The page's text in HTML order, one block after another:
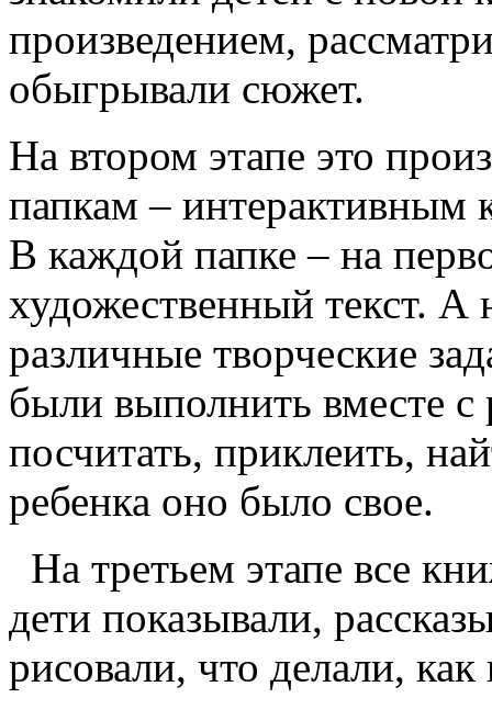
произведением,
обыгрывали сюжет.
На втором этапе это
папкам – интерактивным
В каждой папке – на
художественный текст.
различные творческие
были выполнить вместе с
посчитать, приклеить,
ребенка оно было свое.
На третьем этапе все
дети показывали,
рисовали, что делали,